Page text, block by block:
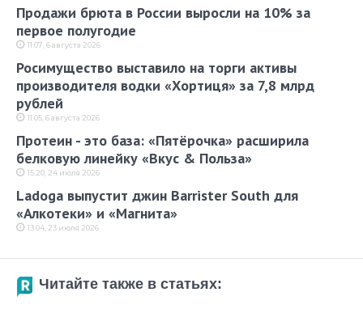
Продажи брюта в России выросли на 10% за
первое полугодие
11:07, 6 августа 2026
Росимущество выставило на торги активы
производителя водки «Хортиця» за 7,8 млрд
рублей
11:05, 6 августа 2026
Протеин - это база: «Пятёрочка» расширила
белковую линейку «Вкус & Польза»
15:20, 24 июля 2026
Ladoga выпустит джин Barrister South для
«Алкотеки» и «Магнита»
13:04, 23 июля 2026
Читайте также в статьях: